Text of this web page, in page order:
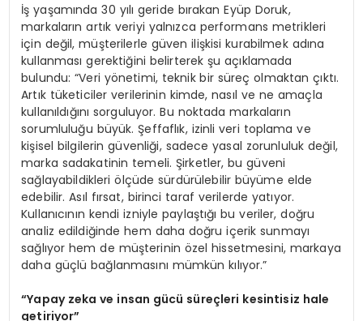
İş yaşamında 30 yılı geride bırakan Eyüp Doruk,
markaların artık veriyi yalnızca performans metrikleri
için değil, müşterilerle güven ilişkisi kurabilmek adına
kullanması gerektiğini belirterek şu açıklamada
bulundu: “Veri yönetimi, teknik bir süreç olmaktan çıktı.
Artık tüketiciler verilerinin kimde, nasıl ve ne amaçla
kullanıldığını sorguluyor. Bu noktada markaların
sorumluluğu büyük. Şeffaflık, izinli veri toplama ve
kişisel bilgilerin güvenliği, sadece yasal zorunluluk değil,
marka sadakatinin temeli. Şirketler, bu güveni
sağlayabildikleri ölçüde sürdürülebilir büyüme elde
edebilir. Asıl fırsat, birinci taraf verilerde yatıyor.
Kullanıcının kendi izniyle paylaştığı bu veriler, doğru
analiz edildiğinde hem daha doğru içerik sunmayı
sağlıyor hem de müşterinin özel hissetmesini, markaya
daha güçlü bağlanmasını mümkün kılıyor.”
“Yapay zeka ve insan gücü süreçleri kesintisiz hale
getiriyor”